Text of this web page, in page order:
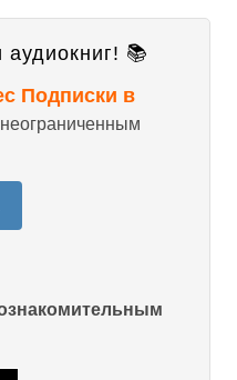
📚
Подписки в